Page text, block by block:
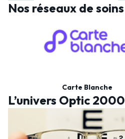
Nos réseaux de soins
Carte Blanche
L’univers Optic 2000